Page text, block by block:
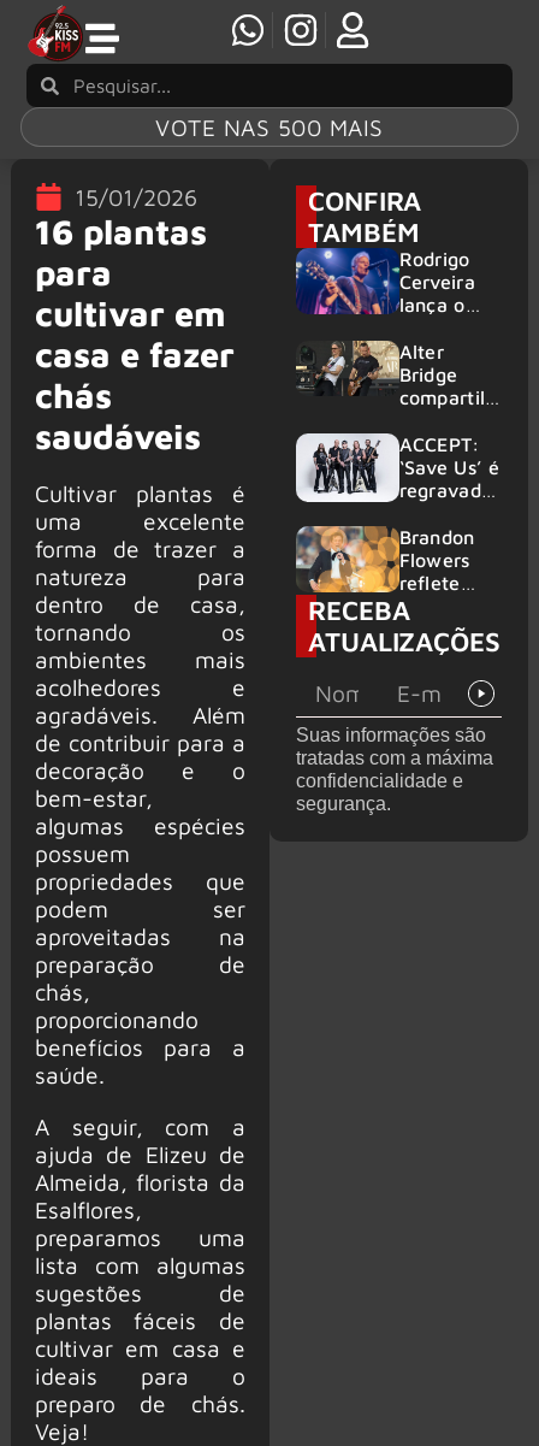
VOTE NAS 500 MAIS
15/01/2026
16 plantas
para
cultivar em
casa e fazer
chás
saudáveis
Cultivar plantas é
uma excelente
forma de trazer a
natureza para
dentro de casa,
tornando os
ambientes mais
acolhedores e
agradáveis. Além
de contribuir para a
decoração e o
bem-estar,
algumas espécies
possuem
propriedades que
podem ser
aproveitadas na
preparação de
chás,
proporcionando
benefícios para a
saúde.
A seguir, com a
ajuda de Elizeu de
Almeida, florista da
Esalflores,
preparamos uma
lista com algumas
sugestões de
plantas fáceis de
cultivar em casa e
ideais para o
preparo de chás.
Veja!
CONFIRA
TAMBÉM
Rodrigo
Cerveira
lança o
Searcher”
Alter
Bridge
compartilh
vivo de
“Fortress”
gravada
am Ring
2026
ACCEPT:
‘Save Us’ é
regravada
membros
do GHOST
e KORN
Brandon
Flowers
reflete
sobre o
futuro e
levanta
de de
deixar os
palcos
RECEBA
ATUALIZAÇÕES
Suas informações são
tratadas com a máxima
confidencialidade e
segurança.